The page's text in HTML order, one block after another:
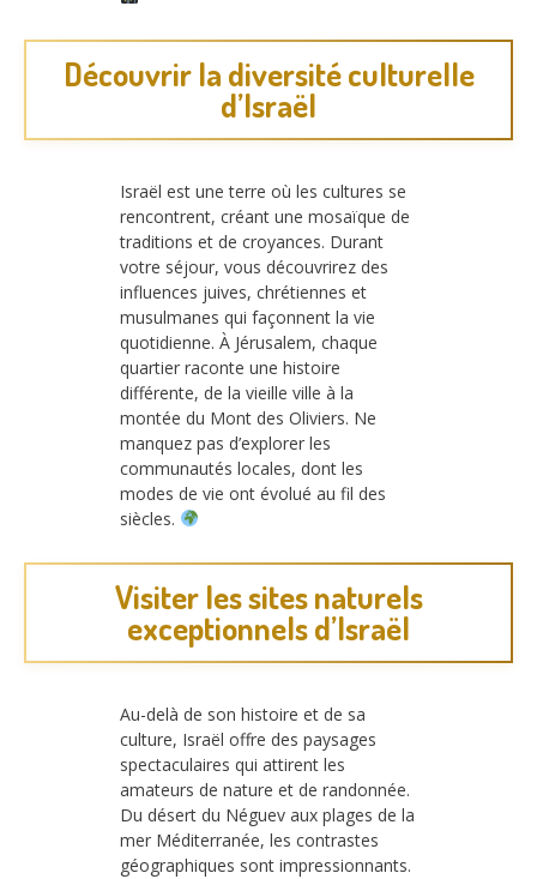
Découvrir la diversité culturelle
d’Israël
Israël est une terre où les cultures se
rencontrent, créant une mosaïque de
traditions et de croyances. Durant
votre séjour, vous découvrirez des
influences juives, chrétiennes et
musulmanes qui façonnent la vie
quotidienne. À Jérusalem, chaque
quartier raconte une histoire
différente, de la vieille ville à la
montée du Mont des Oliviers. Ne
manquez pas d’explorer les
communautés locales, dont les
modes de vie ont évolué au fil des
siècles.
Visiter les sites naturels
exceptionnels d’Israël
Au-delà de son histoire et de sa
culture, Israël offre des paysages
spectaculaires qui attirent les
amateurs de nature et de randonnée.
Du désert du Néguev aux plages de la
mer Méditerranée, les contrastes
géographiques sont impressionnants.